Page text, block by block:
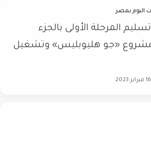
اليوم بمصر
تسليم المرحلة الأولى بالجزء
«جو هليوبليس» وتشغيل
16 فبراير 2023